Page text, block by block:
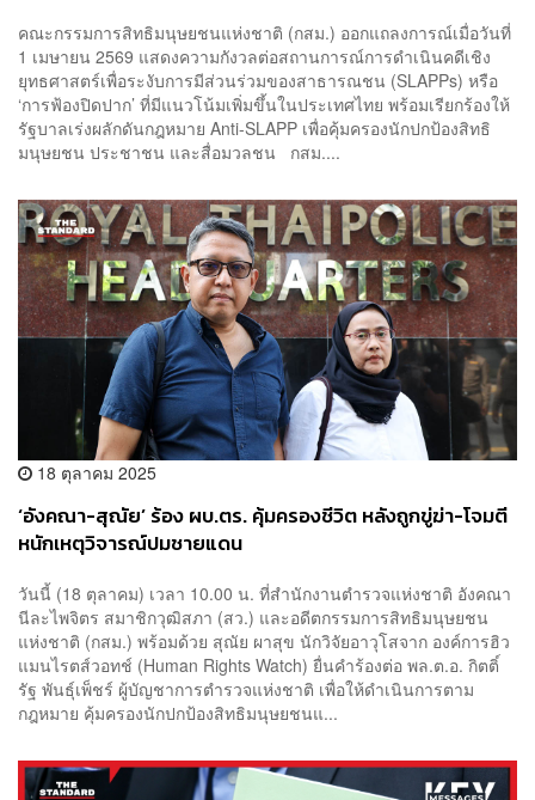
คณะกรรมการสิทธิมนุษยชนแห่งชาติ (กสม.) ออกแถลงการณ์เมื่อวันที่
1 เมษายน 2569 แสดงความกังวลต่อสถานการณ์การดำเนินคดีเชิง
ยุทธศาสตร์เพื่อระงับการมีส่วนร่วมของสาธารณชน (SLAPPs) หรือ
‘การฟ้องปิดปาก’ ที่มีแนวโน้มเพิ่มขึ้นในประเทศไทย พร้อมเรียกร้องให้
รัฐบาลเร่งผลักดันกฎหมาย Anti-SLAPP เพื่อคุ้มครองนักปกป้องสิทธิ
มนุษยชน ประชาชน และสื่อมวลชน กสม....
18 ตุลาคม 2025
‘อังคณา-สุณัย’ ร้อง ผบ.ตร. คุ้มครองชีวิต หลังถูกขู่ฆ่า-โจมตี
หนักเหตุวิจารณ์ปมชายแดน
วันนี้ (18 ตุลาคม) เวลา 10.00 น. ที่สำนักงานตำรวจแห่งชาติ อังคณา
นีละไพจิตร สมาชิกวุฒิสภา (สว.) และอดีตกรรมการสิทธิมนุษยชน
แห่งชาติ (กสม.) พร้อมด้วย สุณัย ผาสุข นักวิจัยอาวุโสจาก องค์การฮิว
แมนไรตส์วอทช์ (Human Rights Watch) ยื่นคำร้องต่อ พล.ต.อ. กิตติ์
รัฐ พันธุ์เพ็ชร์ ผู้บัญชาการตำรวจแห่งชาติ เพื่อให้ดำเนินการตาม
กฎหมาย คุ้มครองนักปกป้องสิทธิมนุษยชนแ...